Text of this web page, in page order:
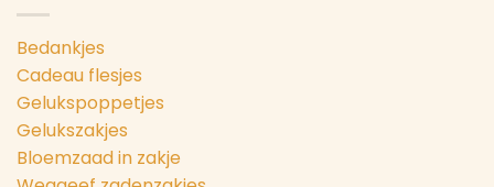
Bedankjes
Cadeau flesjes
Gelukspoppetjes
Gelukszakjes
Bloemzaad in zakje